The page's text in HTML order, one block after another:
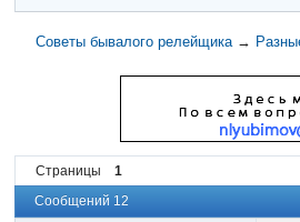
Советы бывалого релейщика →
Страницы 1
Сообщений 12